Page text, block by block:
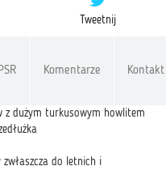
Tweetnij
Komentarze Kontakt
z dużym turkusowym howlitem
do letnich i